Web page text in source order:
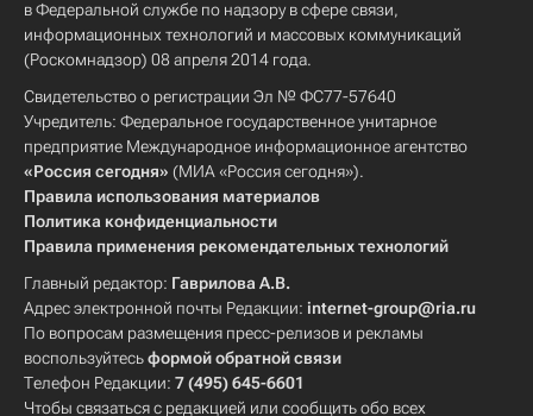
в Федеральной службе по надзору в сфере связи,
информационных технологий и массовых коммуникаций
(Роскомнадзор) 08 апреля 2014 года.
Свидетельство о регистрации Эл № ФС77-57640
Учредитель: Федеральное государственное унитарное
предприятие Международное информационное агентство
«Россия сегодня» (МИА «Россия сегодня»).
Правила использования материалов
Политика конфиденциальности
Правила применения рекомендательных технологий
Главный редактор: Гаврилова А.В.
Адрес электронной почты Редакции: internet-group@ria.ru
По вопросам размещения пресс-релизов и рекламы
воспользуйтесьформой обратной связи
Телефон Редакции: 7 (495) 645-6601
Чтобы связаться с редакцией или сообщить обо всех